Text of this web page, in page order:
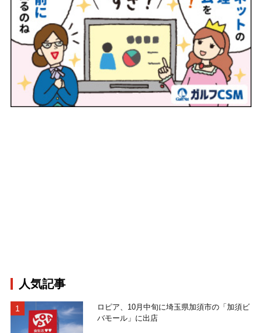
人気記事
ロピア、10月中旬に埼玉県加須市の「加須ビ
バモール」に出店